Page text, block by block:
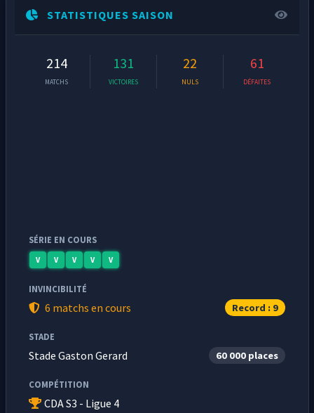
STATISTIQUES SAISON
214
MATCHS
131
VICTOIRES
22
NULS
61
DÉFAITES
SÉRIE EN COURS
V V V V V
INVINCIBILITÉ
6 matchs en cours Record : 9
STADE
Stade Gaston Gerard 60 000 places
COMPÉTITION
CDA S3 - Ligue 4